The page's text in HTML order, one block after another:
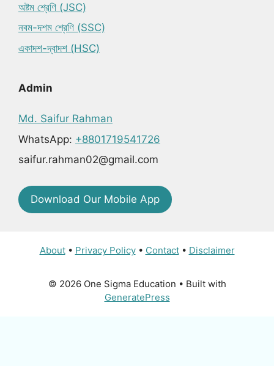
অষ্টম শ্রেণি (JSC)
নবম-দশম শ্রেণি (SSC)
একাদশ-দ্বাদশ (HSC)
Admin
Md. Saifur Rahman
WhatsApp: +8801719541726
saifur.rahman02@gmail.com
Download Our Mobile App
About• Privacy Policy• Contact• Disclaimer
© 2026 One Sigma Education • Built with
GeneratePress